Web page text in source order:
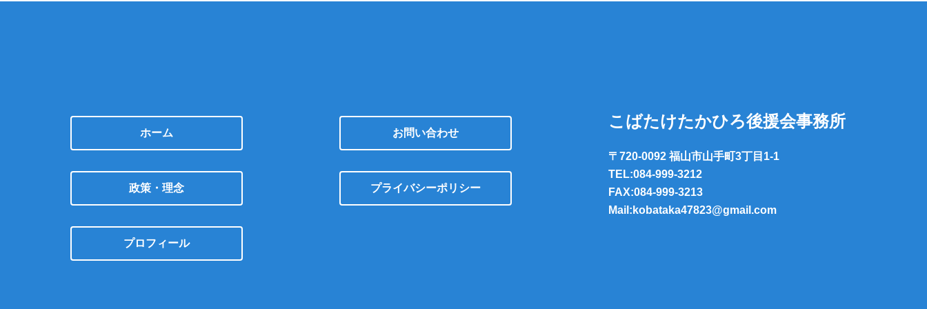
ホーム
政策・理念
プロフィール
お問い合わせ
プライバシーポリシー
こばたけたかひろ後援会事務所
〒720-0092 福山市山手町3丁目1-1
TEL:084-999-3212
FAX:084-999-3213
Mail:kobataka47823@gmail.com